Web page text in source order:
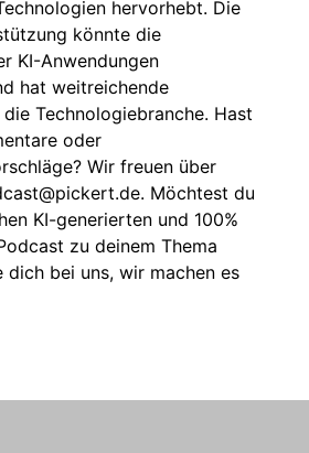
hervorhebt. Die
könnte die
KI-Anwendungen
hat weitreichende
Technologiebranche. Hast
oder
Wir freuen über
Möchtest du
KI-generierten und 100%
zu deinem Thema
dich bei uns, wir machen es